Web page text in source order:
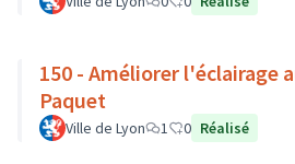
150 - Améliorer l'éclairage
Paquet
Ville de Lyon 1 0 Réalisé